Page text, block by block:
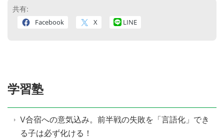
共有:
Facebook X LINE
学習塾
V合宿への意気込み。前半戦の失敗を「言語化」でき
る子は必ず化ける！